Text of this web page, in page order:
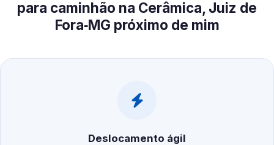
para caminhão na Cerâmica, Juiz de
Fora‑MG próximo de mim
Deslocamento ágil